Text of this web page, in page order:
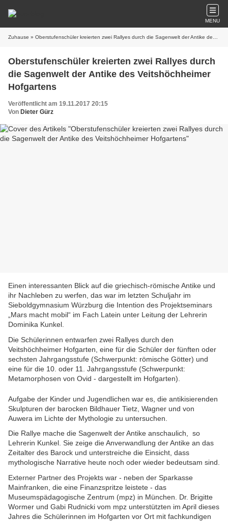
MENU
Zuhause » Oberstufenschüler kreierten zwei Rallyes durch die Sagenwelt der Antike des Veitshöchheimer Hofgartens
Oberstufenschüler kreierten zwei Rallyes durch
die Sagenwelt der Antike des Veitshöchheimer
Hofgartens
Veröffentlicht am 19.11.2017 20:15
Von Dieter Gürz
Einen interessanten Blick auf die griechisch-römische Antike und
ihr Nachleben zu werfen, das war im letzten Schuljahr im
Sieboldgymnasium Würzburg die Intention des Projektseminars
„Mars macht mobil“ im Fach Latein unter Leitung der Lehrerin
Dominika Kunkel.
Die Schülerinnen entwarfen zwei Rallyes durch den
Veitshöchheimer Hofgarten, eine für die Schüler der fünften oder
sechsten Jahrgangsstufe (Schwerpunkt: römische Götter) und
eine für die 10. oder 11. Jahrgangsstufe (Schwerpunkt:
Metamorphosen von Ovid - dargestellt im Hofgarten).
Aufgabe der Kinder und Jugendlichen war es, die antikisierenden
Skulpturen der barocken Bildhauer Tietz, Wagner und von
Auwera im Lichte der Mythologie zu untersuchen.
Die Rallye mache die Sagenwelt der Antike anschaulich, so
Lehrerin Kunkel. Sie zeige die Anverwandlung der Antike an das
Zeitalter des Barock und unterstreiche die Einsicht, dass
mythologische Narrative heute noch oder wieder bedeutsam sind.
Externer Partner des Projekts war - neben der Sparkasse
Mainfranken, die eine Finanzspritze leistete - das
Museumspädagogische Zentrum (mpz) in München. Dr. Brigitte
Wormer und Gabi Rudnicki vom mpz unterstützten im April dieses
Jahres die Schülerinnen im Hofgarten vor Ort mit fachkundigen